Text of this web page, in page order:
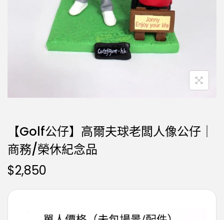
【Golf公仔】高爾夫球老闆人像公仔｜
商務/榮休紀念品
$2,850